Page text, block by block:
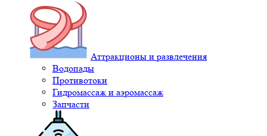
Аттракционы и развлечения
Водопады
Противотоки
Гидромассаж и аэромассаж
Запчасти